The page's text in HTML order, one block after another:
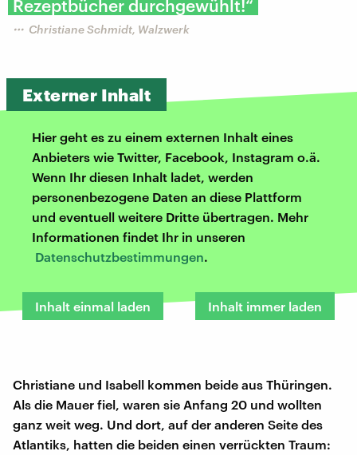
Rezeptbücher durchgewühlt!“
Christiane Schmidt, Walzwerk
Externer Inhalt
Hier geht es zu einem externen Inhalt eines
Anbieters wie Twitter, Facebook, Instagram o.ä.
Wenn Ihr diesen Inhalt ladet, werden
personenbezogene Daten an diese Plattform
und eventuell weitere Dritte übertragen. Mehr
Informationen findet Ihr in unseren
Datenschutzbestimmungen.
Inhalt einmal laden Inhalt immer laden
Christiane und Isabell kommen beide aus Thüringen.
Als die Mauer fiel, waren sie Anfang 20 und wollten
ganz weit weg. Und dort, auf der anderen Seite des
Atlantiks, hatten die beiden einen verrückten Traum: